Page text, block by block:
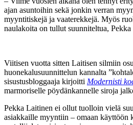
ajan asuntoihin sekä jonkin verran
myyntitiskejä ja vaaterekkejä. Myös
naulakoita on tullut suunniteltua,
Viitisen vuotta sitten Laitisen silmiin
huonekalusuunnittelun kannalta
sisustusbloggaaja kirjoitti Modernisti
marmoriselle pöydänkannelle siroja
Pekka Laitinen ei ollut tuolloin vielä
asiakkaille myyntiin – omaan käyttöön